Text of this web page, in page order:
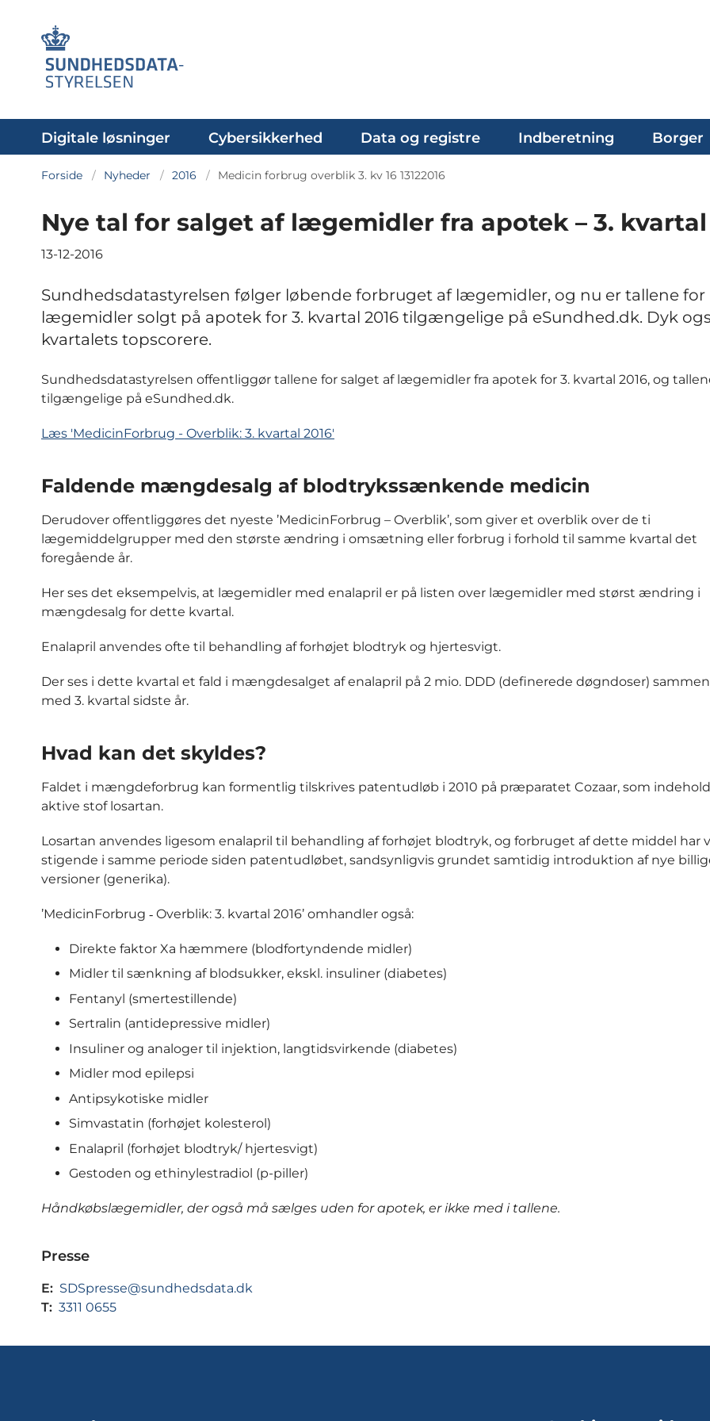
Digitale løsninger Cybersikkerhed Data og registre Indberetning Borger
Forside Nyheder 2016 Medicin forbrug overblik 3. kv 16 13122016
Nye tal for salget af lægemidler fra apotek – 3. kvartal
13-12-2016
Sundhedsdatastyrelsen følger løbende forbruget af lægemidler, og nu er tallene for
lægemidler solgt på apotek for 3. kvartal 2016 tilgængelige på eSundhed.dk. Dyk
kvartalets topscorere.
Sundhedsdatastyrelsen offentliggør tallene for salget af lægemidler fra apotek for 3. kvartal 2016, og
tilgængelige på eSundhed.dk.
Læs 'MedicinForbrug - Overblik: 3. kvartal 2016'
Faldende mængdesalg af blodtrykssænkende medicin
Derudover offentliggøres det nyeste ’MedicinForbrug – Overblik’, som giver et overblik over de ti
lægemiddelgrupper med den største ændring i omsætning eller forbrug i forhold til samme kvartal det
foregående år.
Her ses det eksempelvis, at lægemidler med enalapril er på listen over lægemidler med størst ændring i
mængdesalg for dette kvartal.
Enalapril anvendes ofte til behandling af forhøjet blodtryk og hjertesvigt.
Der ses i dette kvartal et fald i mængdesalget af enalapril på 2 mio. DDD (definerede døgndoser)
med 3. kvartal sidste år.
Hvad kan det skyldes?
Faldet i mængdeforbrug kan formentlig tilskrives patentudløb i 2010 på præparatet Cozaar, som
aktive stof losartan.
Losartan anvendes ligesom enalapril til behandling af forhøjet blodtryk, og forbruget af dette middel har
stigende i samme periode siden patentudløbet, sandsynligvis grundet samtidig introduktion af nye
versioner (generika).
’MedicinForbrug ‐ Overblik: 3. kvartal 2016’ omhandler også:
Direkte faktor Xa hæmmere (blodfortyndende midler)
Midler til sænkning af blodsukker, ekskl. insuliner (diabetes)
Fentanyl (smertestillende)
Sertralin (antidepressive midler)
Insuliner og analoger til injektion, langtidsvirkende (diabetes)
Midler mod epilepsi
Antipsykotiske midler
Simvastatin (forhøjet kolesterol)
Enalapril (forhøjet blodtryk/ hjertesvigt)
Gestoden og ethinylestradiol (p-piller)
Håndkøbslægemidler, der også må sælges uden for apotek, er ikke med i tallene.
Presse
E: SDSpresse@sundhedsdata.dk
T: 3311 0655